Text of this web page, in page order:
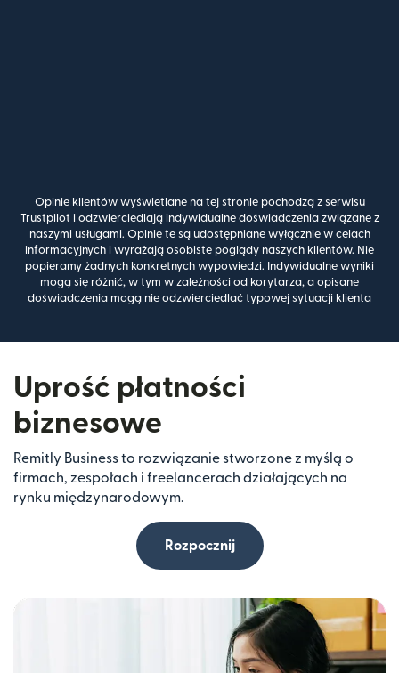
Opinie klientów wyświetlane na tej stronie pochodzą z serwisu
Trustpilot i odzwierciedlają indywidualne doświadczenia związane z
naszymi usługami. Opinie te są udostępniane wyłącznie w celach
informacyjnych i wyrażają osobiste poglądy naszych klientów. Nie
popieramy żadnych konkretnych wypowiedzi. Indywidualne wyniki
mogą się różnić, w tym w zależności od korytarza, a opisane
doświadczenia mogą nie odzwierciedlać typowej sytuacji klienta
Uprość płatności
biznesowe
Remitly Business to rozwiązanie stworzone z myślą o
firmach, zespołach i freelancerach działających na
rynku międzynarodowym.
Rozpocznij